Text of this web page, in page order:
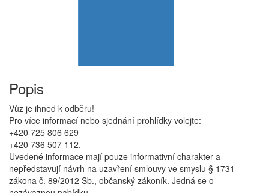
Popis
Vůz je ihned k odběru!
Pro více informací nebo sjednání prohlídky volejte:
+420 725 806 629
+420 736 507 112.
Uvedené informace mají pouze informativní charakter a
nepředstavují návrh na uzavření smlouvy ve smyslu § 1731
zákona č. 89/2012 Sb., občanský zákoník. Jedná se o